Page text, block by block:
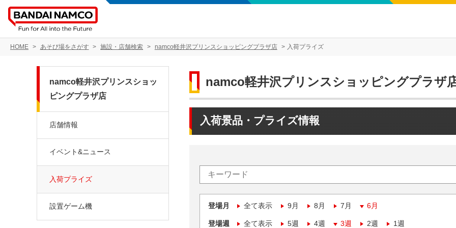
HOME あそび場をさがす 施設・店舗検索 namco軽井沢プリンスショッピングプラザ店 入荷プライズ
namco軽井沢プリンスショッピングプラザ
入荷景品・プライズ情報
登場月 全て表示 9月 8月 7月 6月
登場週 全て表示 5週 4週 3週 2週 1週
namco軽井沢プリンスショッ
ピングプラザ店
店舗情報
イベント&ニュース
入荷プライズ
設置ゲーム機